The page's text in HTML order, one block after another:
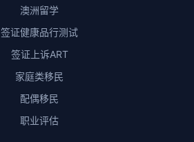
澳洲留学
签证健康品行测试
签证上诉ART
家庭类移民
配偶移民
职业评估